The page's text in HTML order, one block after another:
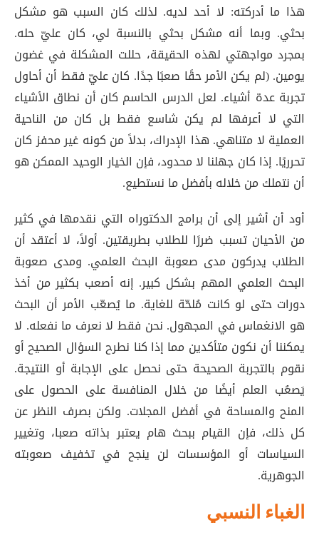
هذا ما أدركته: لا أحد لديه. لذلك كان السبب هو مشكل
بحثي. وبما أنه مشكل بحثي بالنسبة لي، كان عليّ حله.
بمجرد مواجهتي لهذه الحقيقة، حللت المشكلة في غضون
يومين. (لم يكن الأمر حقًا صعبًا جدًا. كان عليّ فقط أن أحاول
تجربة عدة أشياء. لعل الدرس الحاسم كان أن نطاق الأشياء
التي لا أعرفها لم يكن شاسع فقط بل كان من الناحية
العملية لا متناهي. هذا الإدراك، بدلاً من كونه غير محفز كان
تحرريًا. إذا كان جهلنا لا محدود، فإن الخيار الوحيد الممكن هو
أن نتملك من خلاله بأفضل ما نستطيع.
أود أن أشير إلى أن برامج الدكتوراه التي نقدمها في كثير
من الأحيان تسبب ضررًا للطلاب بطريقتين. أولاً، لا أعتقد أن
الطلاب يدركون مدى صعوبة البحث العلمي. ومدى صعوبة
البحث العلمي المهم بشكل كبير. إنه أصعب بكثير من أخذ
دورات حتى لو كانت مُلحّة للغاية. ما يُصعّب الأمر أن البحث
هو الانغماس في المجهول. نحن فقط لا نعرف ما نفعله. لا
يمكننا أن نكون متأكدين مما إذا كنا نطرح السؤال الصحيح أو
نقوم بالتجربة الصحيحة حتى نحصل على الإجابة أو النتيجة.
يَصعُب العلم أيضًا من خلال المنافسة على الحصول على
المنح والمساحة في أفضل المجلات. ولكن بصرف النظر عن
كل ذلك، فإن القيام ببحث هام يعتبر بذاته صعبا، وتغيير
السياسات أو المؤسسات لن ينجح في تخفيف صعوبته
الجوهرية.
الغباء النسبي